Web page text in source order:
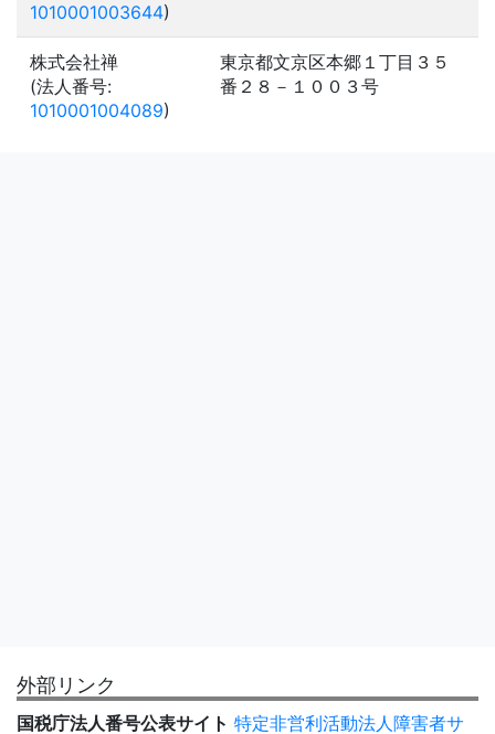
1010001003644)
株式会社禅
(法人番号:
1010001004089)
東京都文京区本郷１丁目３５
番２８－１００３号
外部リンク
国税庁法人番号公表サイト 特定非営利活動法人障害者サ